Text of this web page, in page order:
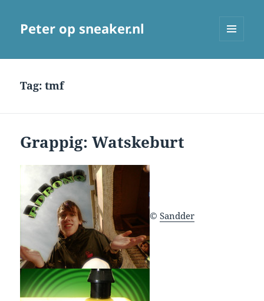
Peter op sneaker.nl
Tag:tmf
Grappig: Watskeburt
©Sandder